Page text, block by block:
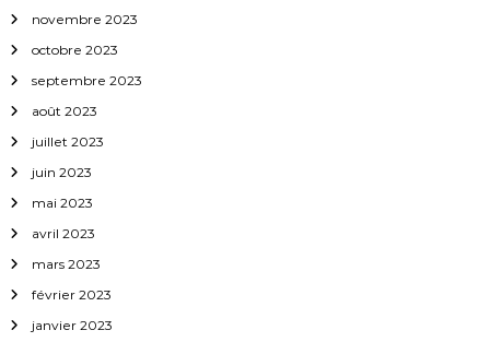
t
i
c
l
e
novembre 2023
octobre 2023
septembre 2023
août 2023
juillet 2023
juin 2023
mai 2023
avril 2023
mars 2023
février 2023
janvier 2023